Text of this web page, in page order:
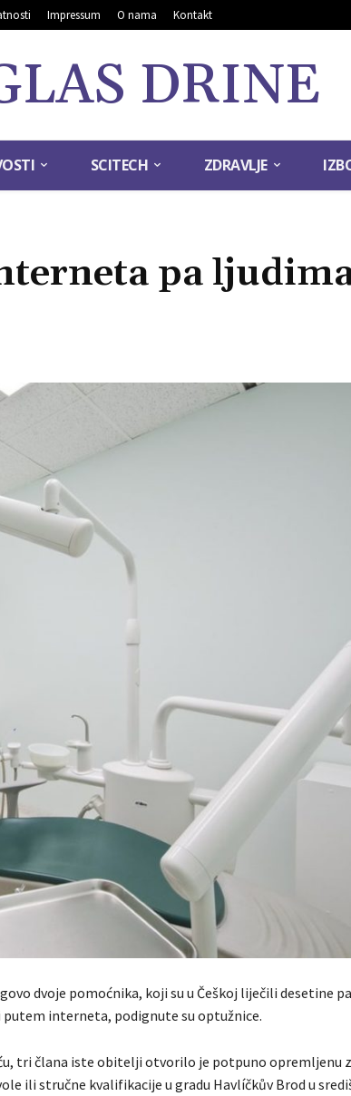
Impressum O nama Kontakt
DRINE
SCITECH ZDRAVLJE
pa
dvoje pomoćnika, koji su u Češkoj liječili desetine
putem interneta, podignute su optužnice.
tri člana iste obitelji otvorilo je potpuno opremljenu
ili stručne kvalifikacije u gradu Havlíčkův Brod u